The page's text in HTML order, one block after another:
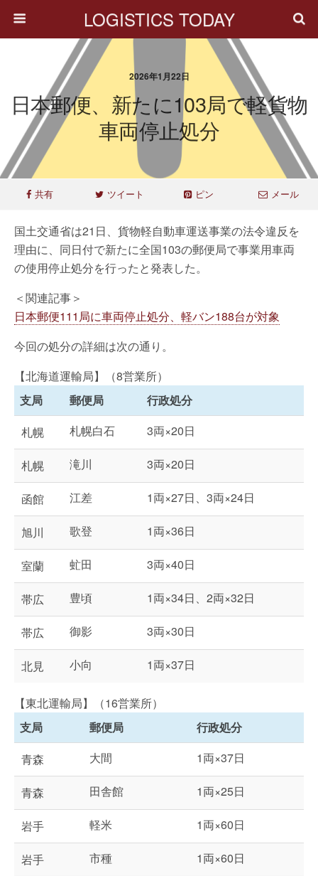
LOGISTICS TODAY
2026年1月22日
日本郵便、新たに103局で軽貨物
車両停止処分
共有 ツイート ピン メール
国土交通省は21日、貨物軽自動車運送事業の法令違反を
理由に、同日付で新たに全国103の郵便局で事業用車両
の使用停止処分を行ったと発表した。
＜関連記事＞
日本郵便111局に車両停止処分、軽バン188台が対象
今回の処分の詳細は次の通り。
【北海道運輸局】（8営業所）
支局
郵便局
行政処分
札幌
札幌白石 3両×20日
札幌 滝川 3両×20日
函館 江差 1両×27日、3両×24日
旭川 歌登 1両×36日
室蘭 虻田 3両×40日
帯広 豊頃 1両×34日、2両×32日
帯広 御影 3両×30日
北見 小向 1両×37日
【東北運輸局】（16営業所）
支局
郵便局
行政処分
青森
大間 1両×37日
青森 田舎館 1両×25日
岩手 軽米 1両×60日
岩手 市種 1両×60日